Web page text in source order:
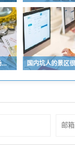
互联网已是舆论监督主战场，让我们用这五点珍惜它